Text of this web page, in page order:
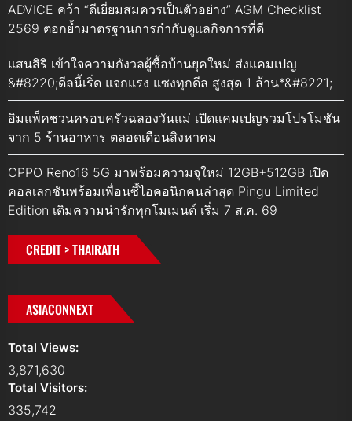
ADVICE คว้า “ดีเยี่ยมสมควรเป็นตัวอย่าง” AGM Checklist
2569 ตอกย้ำมาตรฐานการกำกับดูแลกิจการที่ดี
แสนสิริ เข้าใจความกังวลผู้ซื้อบ้านยุคใหม่ ส่งแคมเปญ
&#8220;ดีลนี้เริ่ด แจกแรง แซงทุกดีล สูงสุด 1 ล้าน*&#8221;
อิมแพ็คชวนครอบครัวฉลองวันแม่ เปิดแคมเปญรวมโปรโมชัน
จาก 5 ร้านอาหาร ตลอดเดือนสิงหาคม
OPPO Reno16 5G มาพร้อมความจุใหม่ 12GB+512GB เปิด
คอลเลกชันพร้อมเพื่อนซี้ไอคอนิกคนล่าสุด Pingu Limited
Edition เติมความน่ารักทุกโมเมนต์ เริ่ม 7 ส.ค. 69
CREDIT > THAIRATH
ASIACONNEXT
Total Views:
3,871,630
Total Visitors:
335,742